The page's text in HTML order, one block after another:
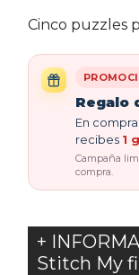
Cinco puzzles
Regalo
En
recibes 1
Campaña
compra.
+
Stitch My